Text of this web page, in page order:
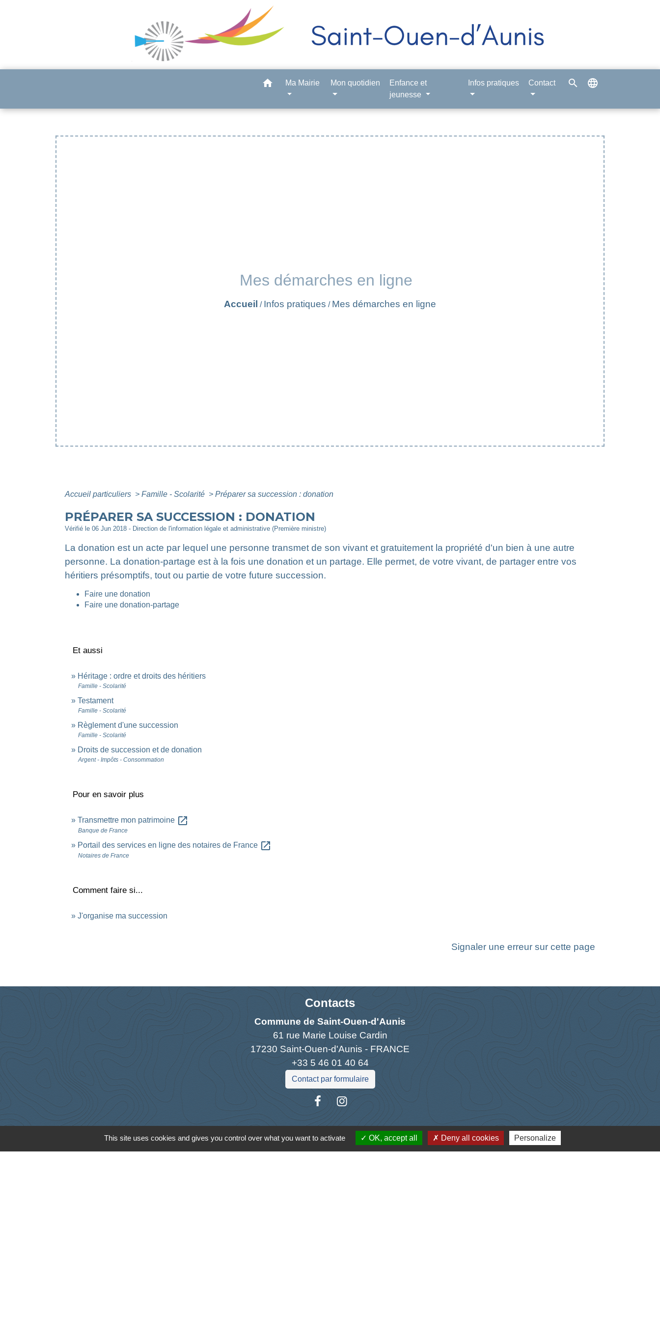
home Ma Mairie Mon quotidien
Enfance et
jeunesse
Infos pratiques Contact search language
Mes démarches en ligne
Accueil / Infos pratiques / Mes démarches en ligne
Accueil particuliers > Famille - Scolarité > Préparer sa succession : donation
PRÉPARER SA SUCCESSION : DONATION
Vérifié le 06 Jun 2018 - Direction de l'information légale et administrative (Première ministre)
La donation est un acte par lequel une personne transmet de son vivant et gratuitement la propriété d'un bien à une autre
personne. La donation-partage est à la fois une donation et un partage. Elle permet, de votre vivant, de partager entre vos
héritiers présomptifs, tout ou partie de votre future succession.
Faire une donation
Faire une donation-partage
Et aussi
Héritage : ordre et droits des héritiers
Famille - Scolarité
Testament
Famille - Scolarité
Règlement d'une succession
Famille - Scolarité
Droits de succession et de donation
Argent - Impôts - Consommation
Pour en savoir plus
Transmettre mon patrimoine open_in_new
Banque de France
Portail des services en ligne des notaires de France open_in_new
Notaires de France
Comment faire si...
J'organise ma succession
Signaler une erreur sur cette page
Contacts
Commune de Saint-Ouen-d'Aunis
61 rue Marie Louise Cardin
17230 Saint-Ouen-d'Aunis - FRANCE
+33 5 46 01 40 64
Contact par formulaire
Liens
This site uses cookies and gives you control over what you want to activate OK, accept all Deny all cookies Personalize